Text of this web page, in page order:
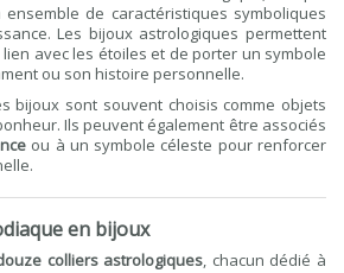
de caractéristiques symboliques
Les bijoux astrologiques permettent
avec les étoiles et de porter un symbole
ou son histoire personnelle.
bijoux sont souvent choisis comme objets
Ils peuvent également être associés
ou à un symbole céleste pour renforcer
en bijoux
colliers astrologiques, chacun dédié à